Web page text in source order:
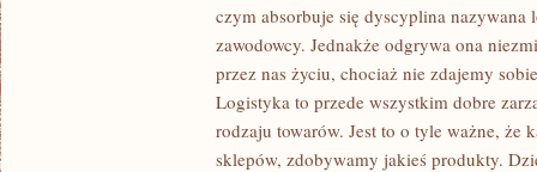
PLANUJEMY
JEDNOSTKĘ
ZAPRZĄTAJĄCĄ
czym absorbuje się dyscyplina
zawodowcy. Jednakże odgrywa ona
przez nas życiu, chociaż nie zdajemy
Logistyka to przede wszystkim dobre
rodzaju towarów. Jest to o tyle ważne, że
sklepów, zdobywamy jakieś produkty.